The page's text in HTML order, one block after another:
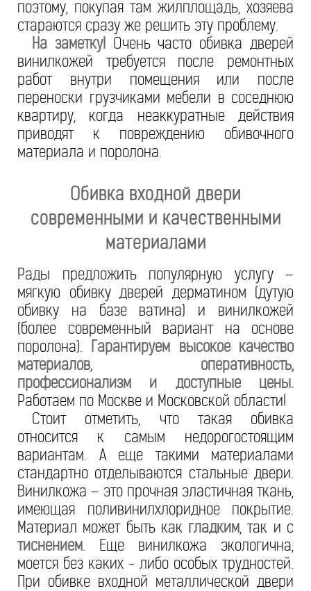
поэтому, покупая там жилплощадь, хозяева
стараются сразу же решить эту проблему.
На заметку! Очень часто обивка дверей
винилкожей требуется после ремонтных
работ внутри помещения или после
переноски грузчиками мебели в соседнюю
квартиру, когда неаккуратные действия
приводят к повреждению обивочного
материала и поролона.
Обивка входной двери
современными и качественными
материалами
Рады предложить популярную услугу –
мягкую обивку дверей дерматином (дутую
обивку на базе ватина) и винилкожей
(более современный вариант на основе
поролона). Гарантируем высокое качество
материалов, оперативность,
профессионализм и доступные цены.
Работаем по Москве и Московской области!
Стоит отметить, что такая обивка
относится к самым недорогостоящим
вариантам. А еще такими материалами
стандартно отделываются стальные двери.
Винилкожа – это прочная эластичная ткань,
имеющая поливинилхлоридное покрытие.
Материал может быть как гладким, так и с
тиснением. Еще винилкожа экологична,
моется без каких - либо особых трудностей.
При обивке входной металлической двери